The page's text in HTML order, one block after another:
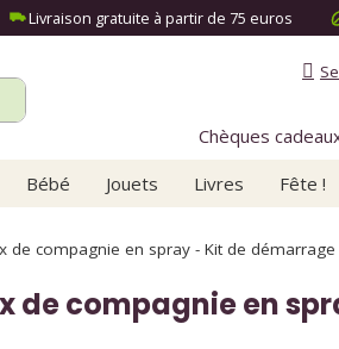
Livraison gratuite à partir de 75 euros
Chèques
Bébé Jouets Livres Fête !
de compagnie en spray - Kit de démarrage
compagnie en